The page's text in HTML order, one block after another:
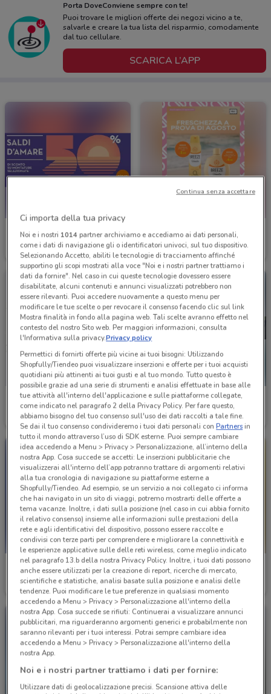
Porta DoveConviene sempre con te!
Puoi trovare le migliori offerte dei negozi vicino a te,
salvarle e creare la tua lista del risparmio, comodamente
dal tuo cellulare.
SCARICA L’APP
Ottica Claro
Scade il 01/09 347 m
Idea bellezza
Scade il 23/08
Douglas
Scade il 22/09 390 m
Budget
Scade il 18/08 676 m
Amico Shop
Scade il 31/08 825 m
Valtur
Scade il 31/08
Ci importa della tua privacy
Noi e i nostri 1014partner archiviamo e accediamo ai dati personali,
come i dati di navigazione gli o identificatori univoci, sul tuo dispositivo.
Selezionando Accetto, abiliti le tecnologie di tracciamento affinché
supportino gli scopi mostrati alla voce "Noi e i nostri partner trattiamo i
dati da fornire". Nel caso in cui queste tecnologie dovessero essere
disabilitate, alcuni contenuti e annunci visualizzati potrebbero non
essere rilevanti. Puoi accedere nuovamente a questo menu per
modificare le tue scelte o per revocare il consenso facendo clic sul link
Mostra finalità in fondo alla pagina web. Tali scelte avranno effetto nel
contesto del nostro Sito web. Per maggiori informazioni, consulta
l'Informativa sulla privacy.Privacy policy
Permettici di fornirti offerte più vicine ai tuoi bisogni: Utilizzando
Shopfully/Tiendeo puoi visualizzare inserzioni e offerte per i tuoi acquisti
quotidiani più attinenti ai tuoi gusti e al tuo mondo. Tutto questo è
possibile grazie ad una serie di strumenti e analisi effettuate in base alle
tue attività all'interno dell'applicazione e sulle piattaforme collegate,
come indicato nel paragrafo 2 della Privacy Policy. Per fare questo,
abbiamo bisogno del tuo consenso sull'uso dei dati raccolti a tale fine.
Se dai il tuo consenso condivideremo i tuoi dati personali conPartnersin
tutto il mondo attraverso l’uso di SDK esterne. Puoi sempre cambiare
idea accedendo a Menu > Privacy > Personalizzazione, all’interno della
nostra App. Cosa succede se accetti: Le inserzioni pubblicitarie che
visualizzerai all'interno dell’app potranno trattare di argomenti relativi
alla tua cronologia di navigazione su piattaforme esterne a
Shopfully/Tiendeo. Ad esempio, se un servizio a noi collegato ci informa
che hai navigato in un sito di viaggi, potremo mostrarti delle offerte a
tema vacanze. Inoltre, i dati sulla posizione (nel caso in cui abbia fornito
il relativo consenso) insieme alle informazioni sulle prestazioni della
rete e agli identificativi del dispositivo, possono essere raccolte e
condivisi con terze parti per comprendere e migliorare la connettività e
le esperienze applicative sulle delle reti wireless, come meglio indicato
nel paragrafo 13.b della nostra Privacy Policy. Inoltre, i tuoi dati possono
anche essere utilizzati per la creazione di report, ricerche di mercato,
scientifiche e statistiche, analisi basate sulla posizione e analisi delle
tendenze. Puoi modificare le tue preferenze in qualsiasi momento
accedendo a Menu > Privacy > Personalizzazione all'interno della
nostra App. Cosa succede se rifiuti: Continuerai a visualizzare annunci
pubblicitari, ma riguarderanno argomenti generici e probabilmente non
saranno rilevanti per i tuoi interessi. Potrai sempre cambiare idea
accedendo a Menu > Privacy > Personalizzazione all'interno della
nostra App.
Noi e i nostri partner trattiamo i dati per fornire:
Utilizzare dati di geolocalizzazione precisi. Scansione attiva delle
Continua senza accettare